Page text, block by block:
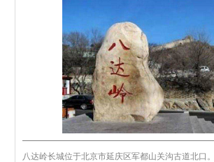
八达岭长城位于北京市延庆区军都山关沟古道北口